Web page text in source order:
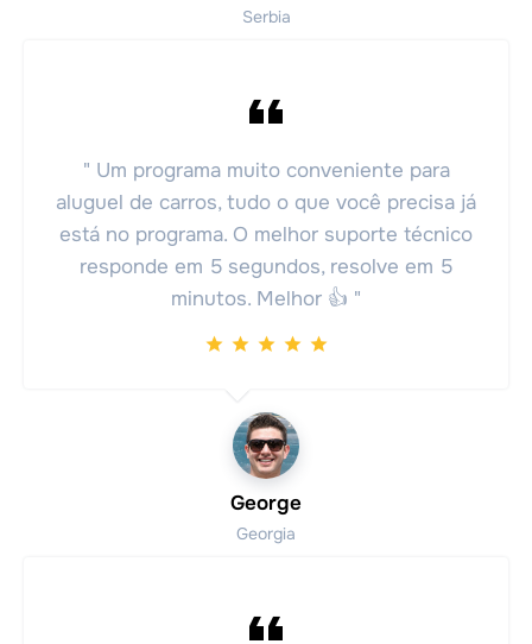
Serbia
" Um programa muito conveniente para
aluguel de carros, tudo o que você precisa já
está no programa. O melhor suporte técnico
responde em 5 segundos, resolve em 5
minutos. Melhor 👍 "
George
Georgia